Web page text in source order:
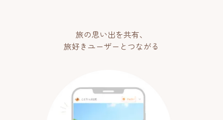
旅の思い出を共有、
旅好きユーザーとつながる